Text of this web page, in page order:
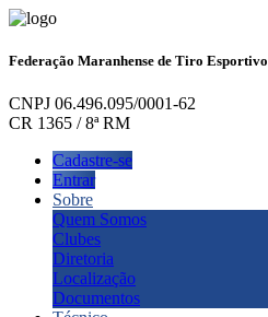
Federação Maranhense de Tiro Esportivo
CNPJ 06.496.095/0001-62
CR 1365 / 8ª RM
Cadastre-se
Entrar
Sobre
Quem Somos
Clubes
Diretoria
Localização
Documentos